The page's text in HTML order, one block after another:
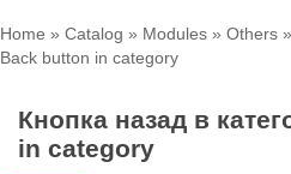
Home » Catalog » Modules » Others
Back button in category
Кнопка назад в
in category